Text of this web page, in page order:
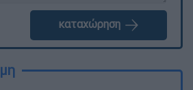
καταχώρηση